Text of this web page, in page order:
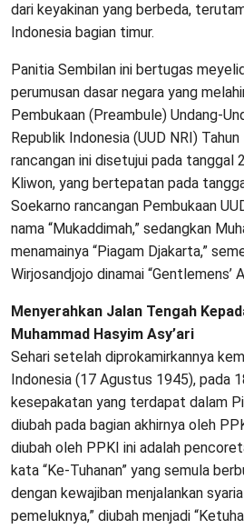
dari keyakinan yang berbeda,
Indonesia bagian timur.
Panitia Sembilan ini bertugas
perumusan dasar negara yang
Pembukaan (Preambule) Undang-
Republik Indonesia (UUD NRI)
rancangan ini disetujui pada tanggal
Kliwon, yang bertepatan pada
Soekarno rancangan Pembukaan
nama “Mukaddimah,” sedangkan
menamainya “Piagam Djakarta,”
Wirjosandjojo dinamai “Gentlemens’
Menyerahkan Jalan Tengah
Muhammad Hasyim Asy’ari
Sehari setelah diprokamirkannya
Indonesia (17 Agustus 1945), pada
kesepakatan yang terdapat dalam
diubah pada bagian akhirnya oleh
diubah oleh PPKI ini adalah
kata “Ke-Tuhanan” yang semula
dengan kewajiban menjalankan
pemeluknya,” diubah menjadi